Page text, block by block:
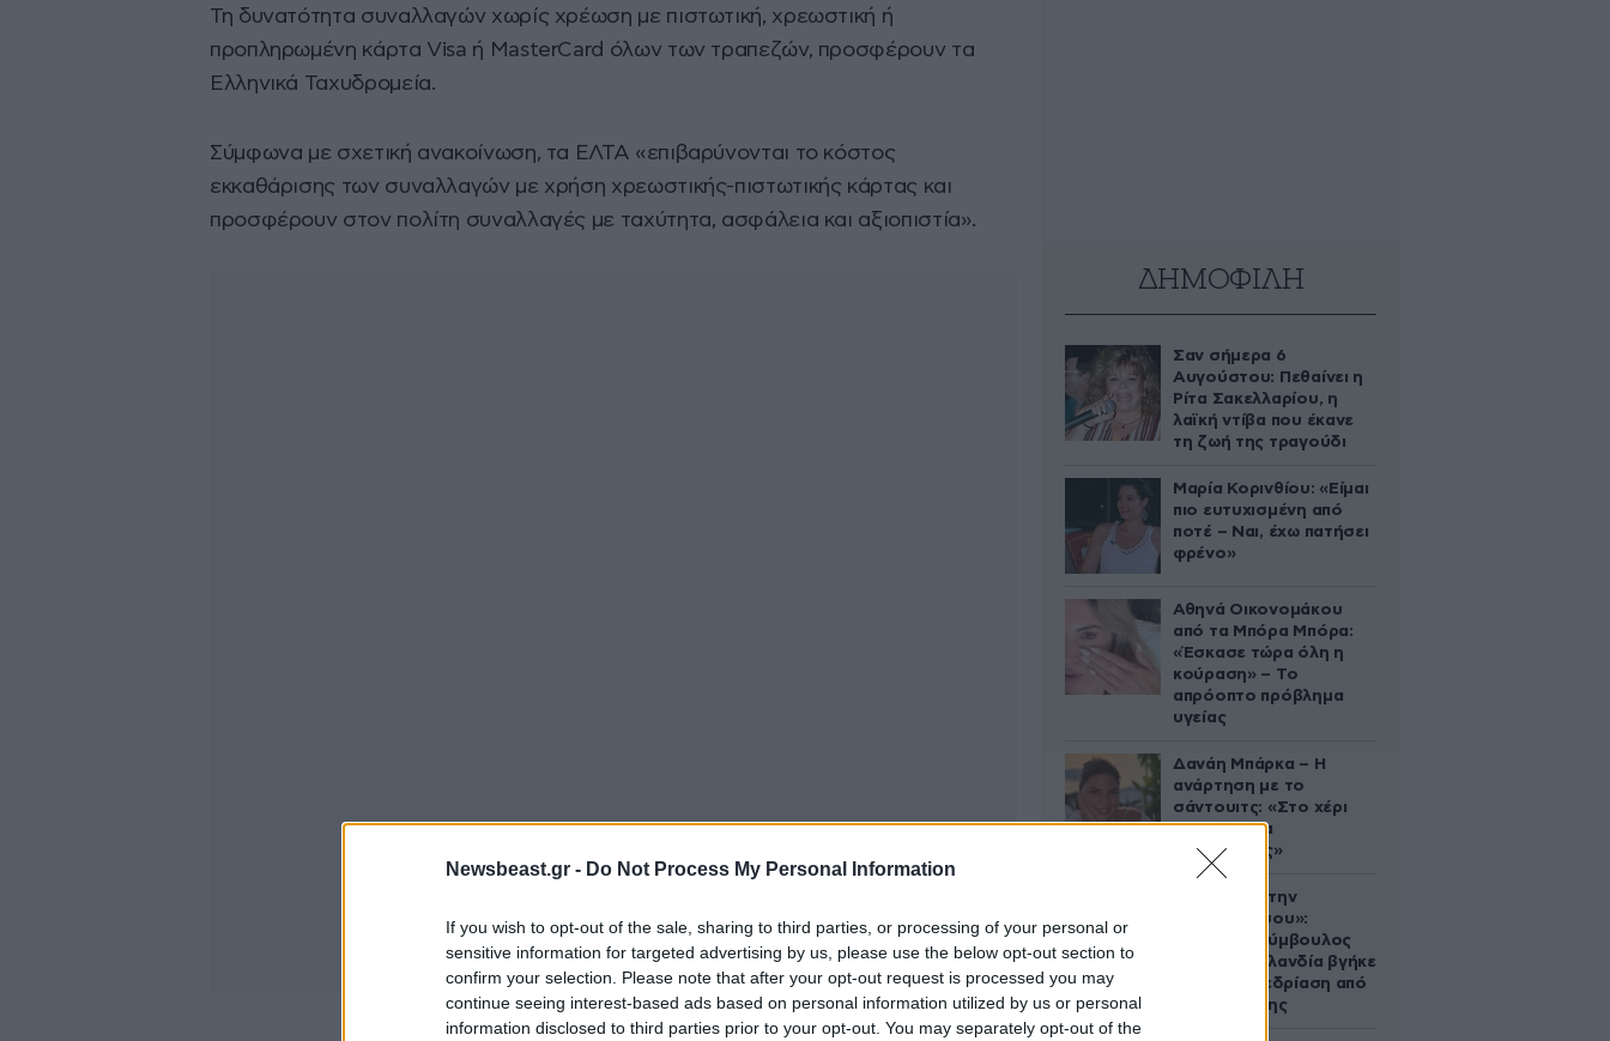
Newsbeast.gr - Do Not Process My Personal Information
If you wish to opt-out of the sale, sharing to third parties, or processing of your personal or
sensitive information for targeted advertising by us, please use the below opt-out section to
confirm your selection. Please note that after your opt-out request is processed you may
continue seeing interest-based ads based on personal information utilized by us or personal
information disclosed to third parties prior to your opt-out. You may separately opt-out of the
Τη δυνατότητα συναλλαγών χωρίς χρέωση με πιστωτική, χρεωστική ή
προπληρωμένη κάρτα Visa ή MasterCard όλων των τραπεζών, προσφέρουν τα
Ελληνικά Ταχυδρομεία.
Σύμφωνα με σχετική ανακοίνωση, τα ΕΛΤΑ «επιβαρύνονται το κόστος
εκκαθάρισης των συναλλαγών με χρήση χρεωστικής-πιστωτικής κάρτας και
προσφέρουν στον πολίτη συναλλαγές με ταχύτητα, ασφάλεια και αξιοπιστία».
ΔΗΜΟΦΙΛΗ
Σαν σήμερα 6
Αυγούστου: Πεθαίνει η
Ρίτα Σακελλαρίου, η
λαϊκή ντίβα που έκανε
τη ζωή της τραγούδι
Μαρία Κορινθίου: «Είμαι
πιο ευτυχισμένη από
ποτέ – Ναι, έχω πατήσει
φρένο»
Αθηνά Οικονομάκου
από τα Μπόρα Μπόρα:
«Έσκασε τώρα όλη η
κούραση» – Το
απρόοπτο πρόβλημα
υγείας
Δανάη Μπάρκα – Η
ανάρτηση με το
σάντουιτς: «Στο χέρι
σου είναι να
αδυνατίσεις»
«Βλέπουμε την
μπουγάδα σου»:
Δημοτική σύμβουλος
στη Νέα Ζηλανδία βγήκε
live σε συνεδρίαση από
το μπάνιο της